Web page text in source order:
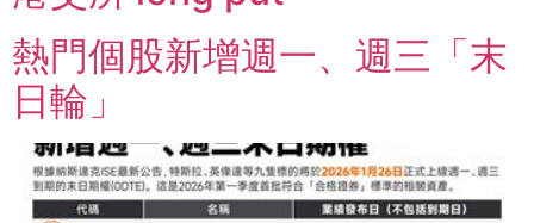
熱⾨個股新增週⼀、週三「末
⽇輪」